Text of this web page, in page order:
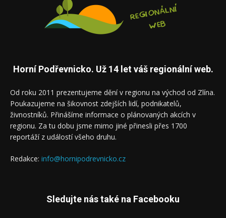
Horní Podřevnicko. Už 14 let váš regionální web.
Od roku 2011 prezentujeme dění v regionu na východ od Zlína.
Poukazujeme na šikovnost zdejších lidí, podnikatelů,
živnostníků. Přinášíme informace o plánovaných akcích v
regionu. Za tu dobu jsme mimo jiné přinesli přes 1700
reportáží z událostí všeho druhu.
Redakce: info@hornipodrevnicko.cz
Sledujte nás také na Facebooku